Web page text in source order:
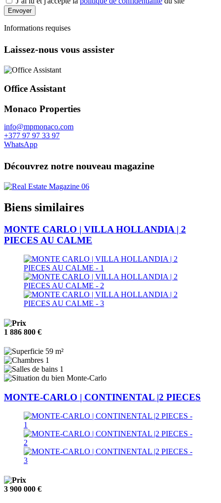
Envoyer
Informations requises
Laissez-nous vous assister
Office Assistant
Monaco Properties
info@mpmonaco.com
+377 97 97 33 97
WhatsApp
Découvrez notre nouveau magazine
Biens similaires
MONTE CARLO | VILLA HOLLANDIA | 2
PIECES AU CALME
1 886 800 €
59 m²
1
1
Monte-Carlo
MONTE-CARLO | CONTINENTAL |2 PIECES
3 900 000 €